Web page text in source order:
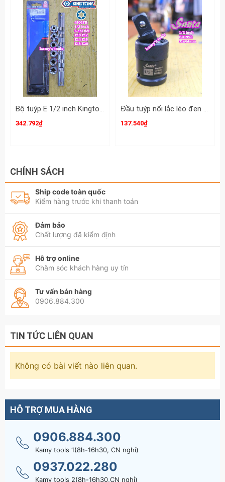
493019M,
Đầu tuýp 1/2 inch 12 cạnh Kingtony 21mm
493021M,
Lọt lòng khoảng 14-20mm
Hãy liên hệ với kamytools để biết thêm thông
tin chi tiết sản phẩm tuýp 1/2 inch 12 cạnh
Bộ tuýp E 1/2 inch Kingtony 4106PR 6 chi tiết E10 E12 E14 E16 E18 E20
342.792₫
Đầu tuýp nối lắc léo đen gật gù xoay 360 độ Santa 1/2 inch dài 31x64mm BIEN92
137.540₫
CHÍNH SÁCH
Ship code toàn quốc
Kiểm hàng trước khi thanh toán
Đảm bảo
Chất lượng đã kiểm định
Hỗ trợ online
Chăm sóc khách hàng uy tín
Tư vấn bán hàng
0906.884.300
TIN TỨC LIÊN QUAN
Không có bài viết nào liên quan.
HỖ TRỢ MUA HÀNG
0906.884.300
Kamy tools 1(8h-16h30, CN nghỉ)
0937.022.280
Kamy tools 2(8h-16h30,CN nghỉ)